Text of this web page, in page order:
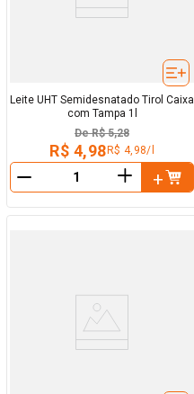
Leite UHT Semidesnatado Tirol Caixa
com Tampa 1l
De R$ 5,28
R$ 4,98 R$ 4,98/l
＋